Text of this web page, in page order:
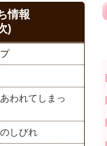
情報
)
われてしまっ
しびれ